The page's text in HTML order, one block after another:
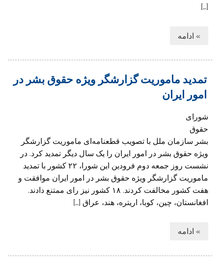
[…]
» ادامه
تمدید ماموریت گزارشگر ویژه حقوق بشر در
امور ایران
شورای
حقوق
بشر سازمان ملل با تصویب قطعنامه‌ای ماموریت گزارشگر
ویژه حقوق بشر در امور ایران را یک سال دیگر تمدید کرد. در
نشست روز جمعه دوم فرودین این شورا، ۲۲ کشور با تمدید
ماموریت گزارشگر ویژه حقوق بشر در امور ایران موافقت و
هفت کشور مخالفت کردند. ۱۸ کشور نیز رای ممتنع دادند.
افغانستان، چین، کوبا، اریتره، هند، عراق […]
» ادامه